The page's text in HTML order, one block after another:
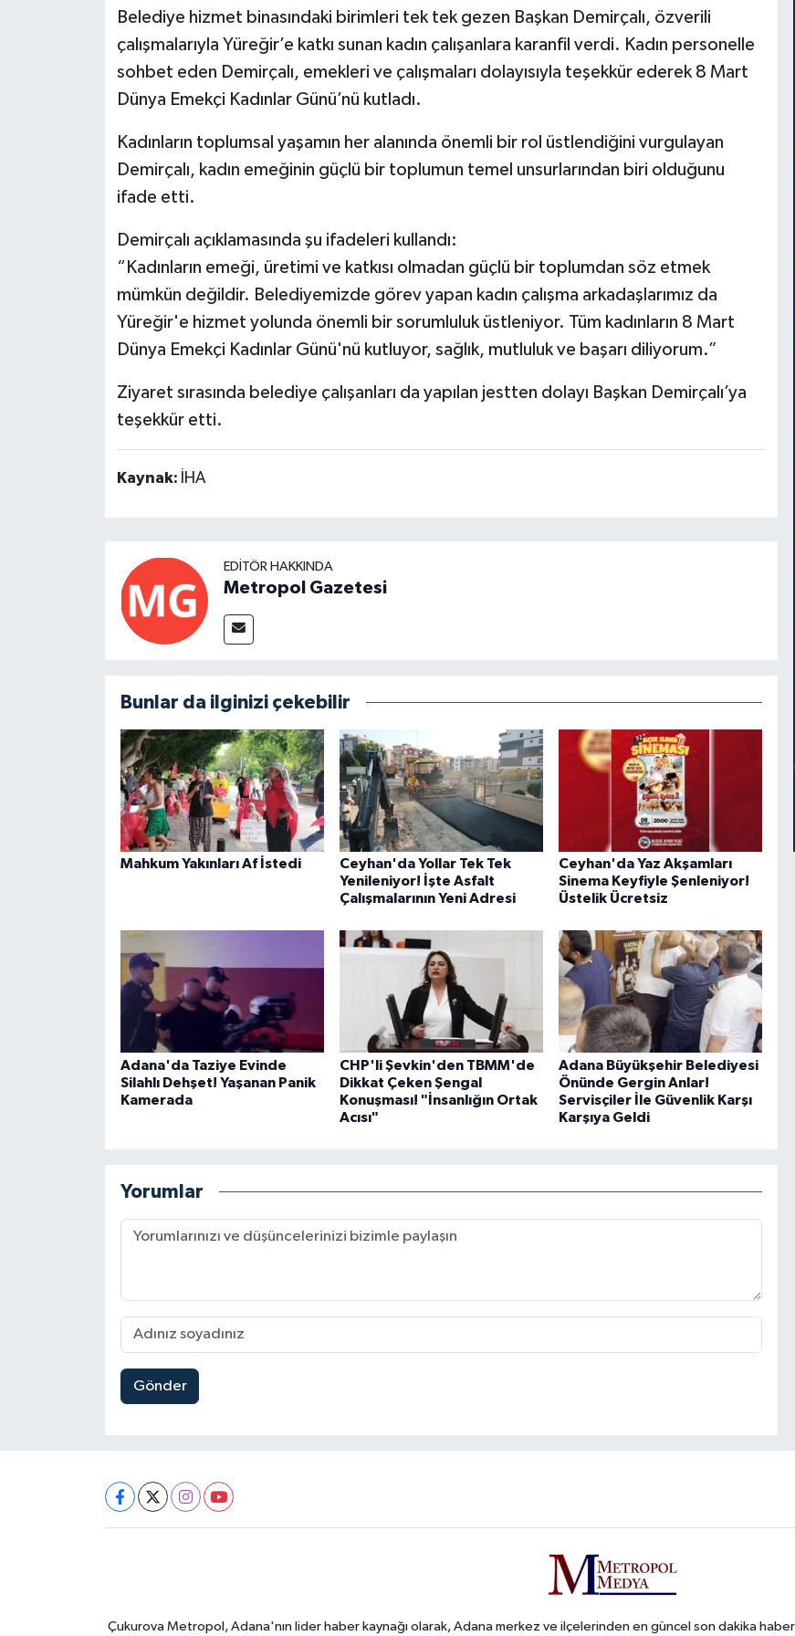
Belediye hizmet binasındaki birimleri tek tek gezen Başkan Demirçalı, özverili
çalışmalarıyla Yüreğir’e katkı sunan kadın çalışanlara karanfil verdi. Kadın personelle
sohbet eden Demirçalı, emekleri ve çalışmaları dolayısıyla teşekkür ederek 8 Mart
Dünya Emekçi Kadınlar Günü’nü kutladı.
Kadınların toplumsal yaşamın her alanında önemli bir rol üstlendiğini vurgulayan
Demirçalı, kadın emeğinin güçlü bir toplumun temel unsurlarından biri olduğunu
ifade etti.
Demirçalı açıklamasında şu ifadeleri kullandı:
“Kadınların emeği, üretimi ve katkısı olmadan güçlü bir toplumdan söz etmek
mümkün değildir. Belediyemizde görev yapan kadın çalışma arkadaşlarımız da
Yüreğir'e hizmet yolunda önemli bir sorumluluk üstleniyor. Tüm kadınların 8 Mart
Dünya Emekçi Kadınlar Günü'nü kutluyor, sağlık, mutluluk ve başarı diliyorum.”
Ziyaret sırasında belediye çalışanları da yapılan jestten dolayı Başkan Demirçalı’ya
teşekkür etti.
Kaynak: İHA
EDITÖR HAKKINDA
Metropol Gazetesi
Bunlar da ilginizi çekebilir
Mahkum Yakınları Af İstedi
Ceyhan'da Yollar Tek Tek
Yenileniyor! İşte Asfalt
Çalışmalarının Yeni Adresi
Ceyhan'da Yaz Akşamları
Sinema Keyfiyle Şenleniyor!
Üstelik Ücretsiz
Adana'da Taziye Evinde
Silahlı Dehşet! Yaşanan Panik
Kamerada
CHP'li Şevkin'den TBMM'de
Dikkat Çeken Şengal
Konuşması! "İnsanlığın Ortak
Acısı"
Adana Büyükşehir Belediyesi
Önünde Gergin Anlar!
Servisçiler İle Güvenlik Karşı
Karşıya Geldi
Yorumlar
Gönder
Çukurova Metropol, Adana'nın lider haber kaynağı olarak, Adana merkez ve ilçelerinden en güncel son dakika